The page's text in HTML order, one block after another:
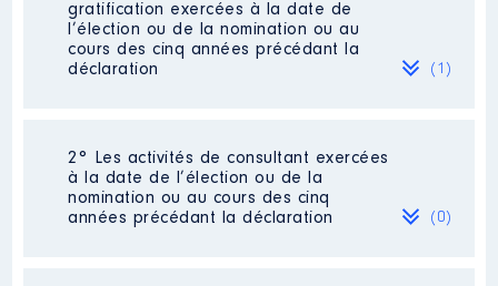
gratification exercées à la date de
l’élection ou de la nomination ou au
cours des cinq années précédant la
déclaration
(1)
Description : Délégué Général
Employeur
: Fédération
Charentaise des Oeuvres
2° Les activités de consultant exercées
à la date de l’élection ou de la
nomination ou au cours des cinq
années précédant la déclaration
(0)